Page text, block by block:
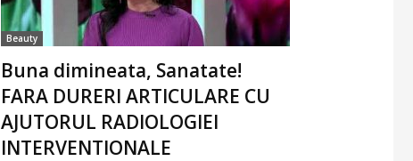
Beauty
Buna dimineata, Sanatate!
FARA DURERI ARTICULARE CU
AJUTORUL RADIOLOGIEI
INTERVENTIONALE